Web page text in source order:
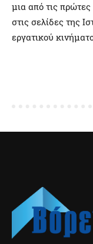
μια από τις
στις σελίδες της
εργατικού